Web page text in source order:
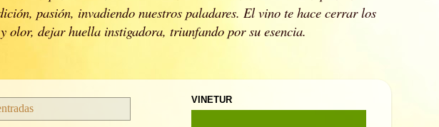
pasión, invadiendo nuestros paladares. El vino te hace cerrar los
olor, dejar huella instigadora, triunfando por su esencia.
VINETUR